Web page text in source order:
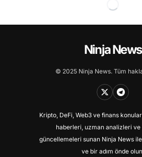
Ninja News
© 2025 Ninja News. Tüm
Kripto, DeFi, Web3 ve finans
haberleri, uzman analizleri ve
güncellemeleri sunan Ninja News
ve bir adım önde